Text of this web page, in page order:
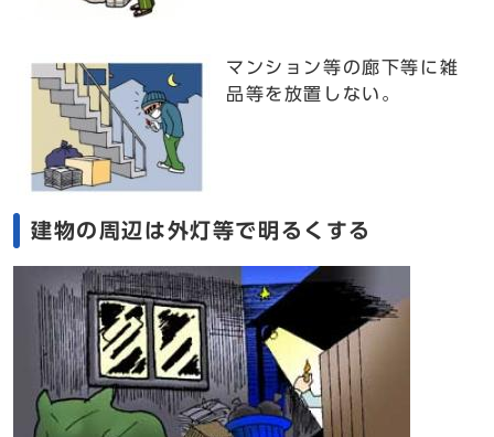
マンション等の廊下等に雑
品等を放置しない。
建物の周辺は外灯等で明るくする